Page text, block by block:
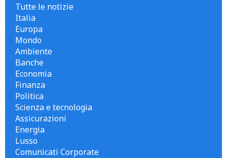
Tutte le notizie
Italia
Europa
Mondo
Ambiente
Banche
Economia
Finanza
Politica
Scienza e tecnologia
Assicurazioni
Energia
Lusso
Comunicati Corporate